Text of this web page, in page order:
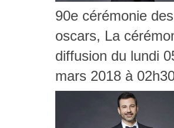
90e cérémonie des
oscars, La
diffusion du lundi
mars 2018 à